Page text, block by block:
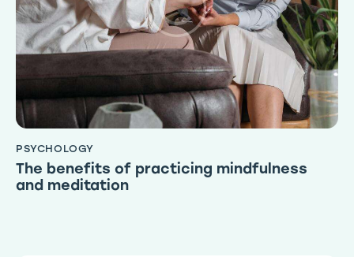
PSYCHOLOGY
The benefits of practicing mindfulness
and meditation